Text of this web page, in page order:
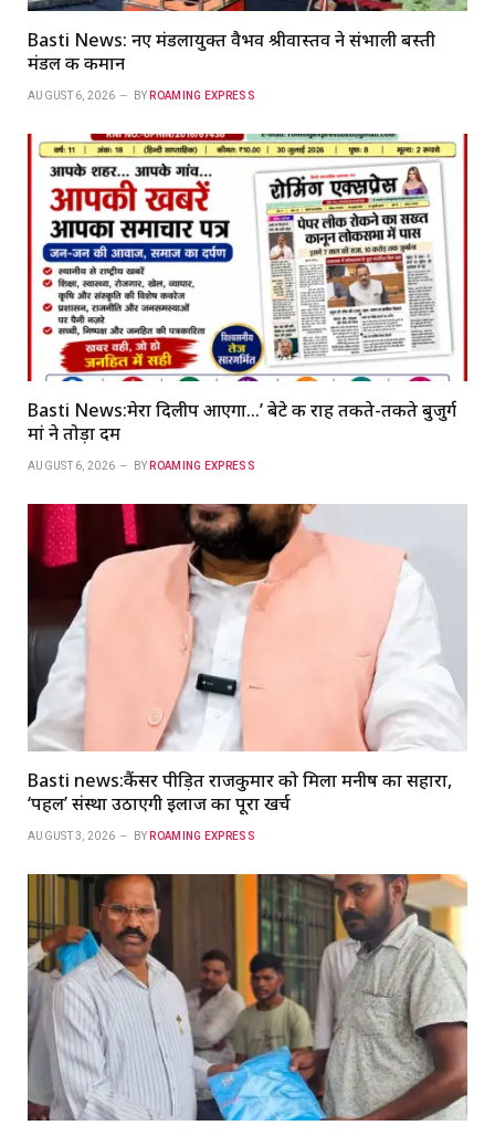
Basti News: नए मंडलायुक्त वैभव श्रीवास्तव ने संभाली बस्ती
मंडल की कमान
AUGUST 6, 2026 BY ROAMING EXPRESS
Basti News:मेरा दिलीप आएगा…’ बेटे की राह तकते-तकते बुजुर्ग
मां ने तोड़ा दम
AUGUST 6, 2026 BY ROAMING EXPRESS
Basti news:कैंसर पीड़ित राजकुमार को मिला मनीष का सहारा,
‘पहल’ संस्था उठाएगी इलाज का पूरा खर्च
AUGUST 3, 2026 BY ROAMING EXPRESS